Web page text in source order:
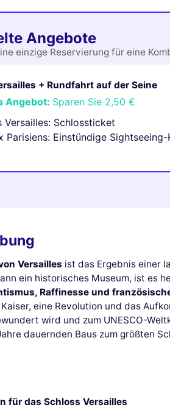
Angebote
einzige Reservierung für eine
+ Rundfahrt auf der Seine
Angebot: Sparen Sie 2,50 €
Versailles: Schlossticket
Parisiens: Einstündige
Versailles ist das Ergebnis einer
ein historisches Museum, ist es
Raffinesse und
Kaiser, eine Revolution und das
wird und zum UNESCO-
dauernden Baus zum größten
für das Schloss Versailles